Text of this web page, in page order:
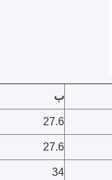
ب
27.6
27.6
34